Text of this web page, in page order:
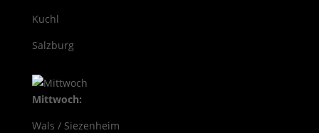
Kuchl
Salzburg
Mittwoch:
Wals / Siezenheim